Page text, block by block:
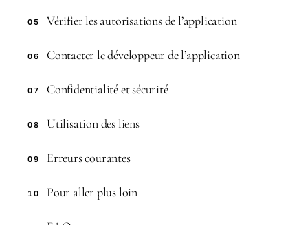
05 Vérifier les autorisations de l’application
06 Contacter le développeur de l’application
07 Confidentialité et sécurité
08 Utilisation des liens
09 Erreurs courantes
10 Pour aller plus loin